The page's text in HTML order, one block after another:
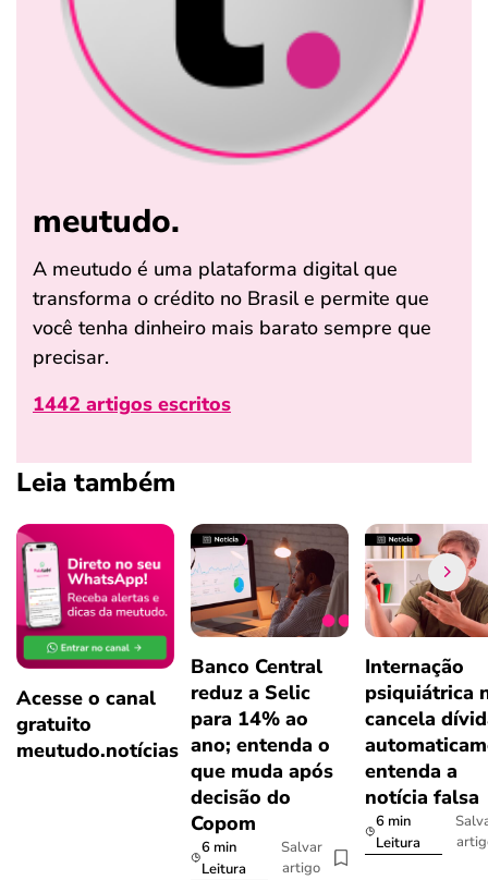
meutudo.
A meutudo é uma plataforma digital que
transforma o crédito no Brasil e permite que
você tenha dinheiro mais barato sempre que
precisar.
1442 artigos escritos
Leia também
Acesse o canal
gratuito
meutudo.notícias
Banco Central
reduz a Selic
para 14% ao
ano; entenda o
que muda após
decisão do
Copom
6 min
Leitura
Salvar
artigo
Internação
psiquiátrica
cancela
entenda a
notícia falsa
6 min
Leitura